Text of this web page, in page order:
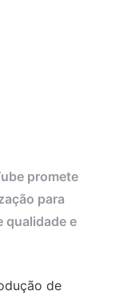
promete
para
qualidade e
de